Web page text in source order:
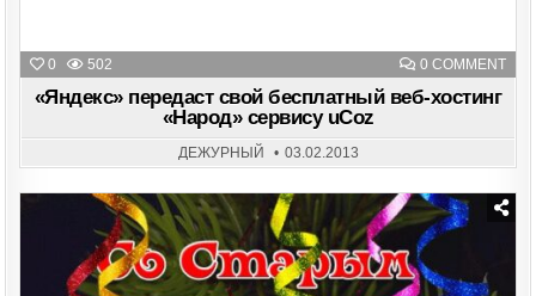
0 502 0 COMMENTON
«Яндекс» передаст свой бесплатный веб-хостинг
«Народ» сервису uCoz
ДЕЖУРНЫЙ 03.02.2013
Posted
in